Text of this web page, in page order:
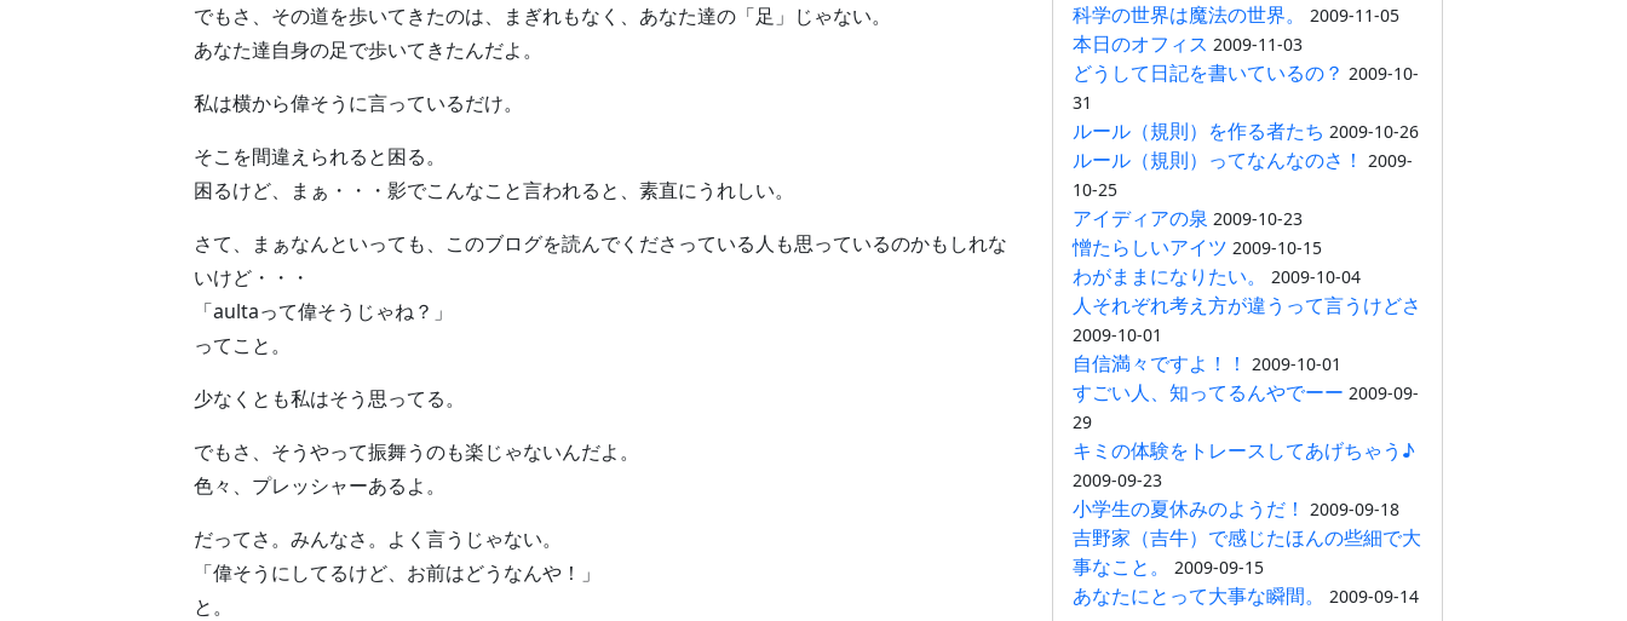
でもさ、その道を歩いてきたのは、まぎれもなく、あなた達の「足」じゃない。
あなた達自身の足で歩いてきたんだよ。
私は横から偉そうに言っているだけ。
そこを間違えられると困る。
困るけど、まぁ・・・影でこんなこと言われると、素直にうれしい。
さて、まぁなんといっても、このブログを読んでくださっている人も思っているのかもしれな
いけど・・・
「aultaって偉そうじゃね？」
ってこと。
少なくとも私はそう思ってる。
でもさ、そうやって振舞うのも楽じゃないんだよ。
色々、プレッシャーあるよ。
だってさ。みんなさ。よく言うじゃない。
「偉そうにしてるけど、お前はどうなんや！」
と。
科学の世界は魔法の世界。 2009-11-05
本日のオフィス 2009-11-03
どうして日記を書いているの？ 2009-10-
31
ルール（規則）を作る者たち 2009-10-26
ルール（規則）ってなんなのさ！ 2009-
10-25
アイディアの泉 2009-10-23
憎たらしいアイツ 2009-10-15
わがままになりたい。 2009-10-04
人それぞれ考え方が違うって言うけどさ
2009-10-01
自信満々ですよ！！ 2009-10-01
すごい人、知ってるんやでーー 2009-09-
29
キミの体験をトレースしてあげちゃう♪
2009-09-23
小学生の夏休みのようだ！ 2009-09-18
吉野家（吉牛）で感じたほんの些細で大
事なこと。
2009-09-15
あなたにとって大事な瞬間。2009-09-14